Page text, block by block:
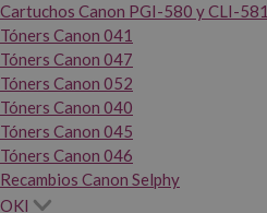
Cartuchos Canon PGI-580 y CLI-581
Tóners Canon 041
Tóners Canon 047
Tóners Canon 052
Tóners Canon 040
Tóners Canon 045
Tóners Canon 046
Recambios Canon Selphy
OKI